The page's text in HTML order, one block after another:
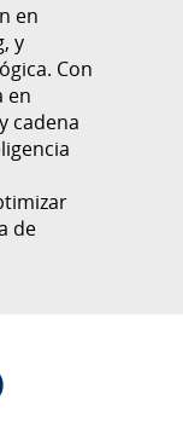
en
y
Con
en
cadena
de